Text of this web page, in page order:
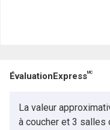
ÉvaluationExpressMC
La valeur
à coucher et 3 salles